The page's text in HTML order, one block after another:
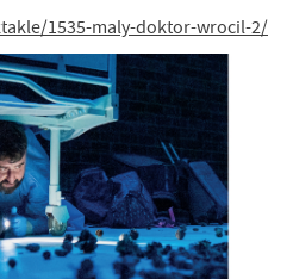
1535-maly-doktor-wrocil-2/